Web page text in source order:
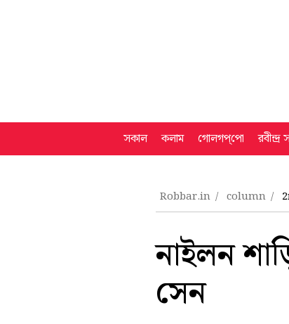
সকাল কলাম গোলগপ্‌পো রবীন্দ্র
Robbar.in column
নাইলন
সেন